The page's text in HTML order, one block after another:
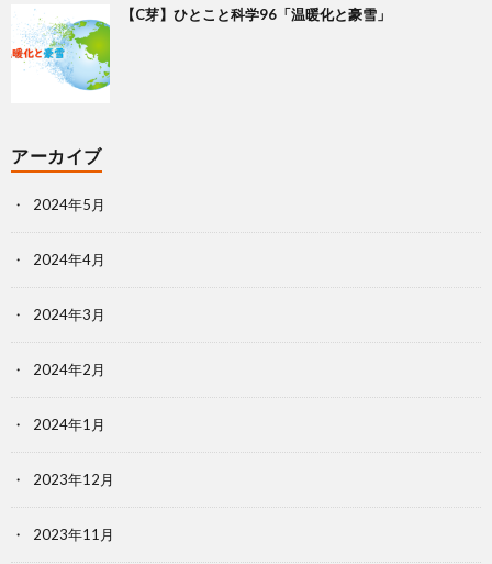
【C芽】ひとこと科学96「温暖化と豪雪」
アーカイブ
2024年5月
2024年4月
2024年3月
2024年2月
2024年1月
2023年12月
2023年11月